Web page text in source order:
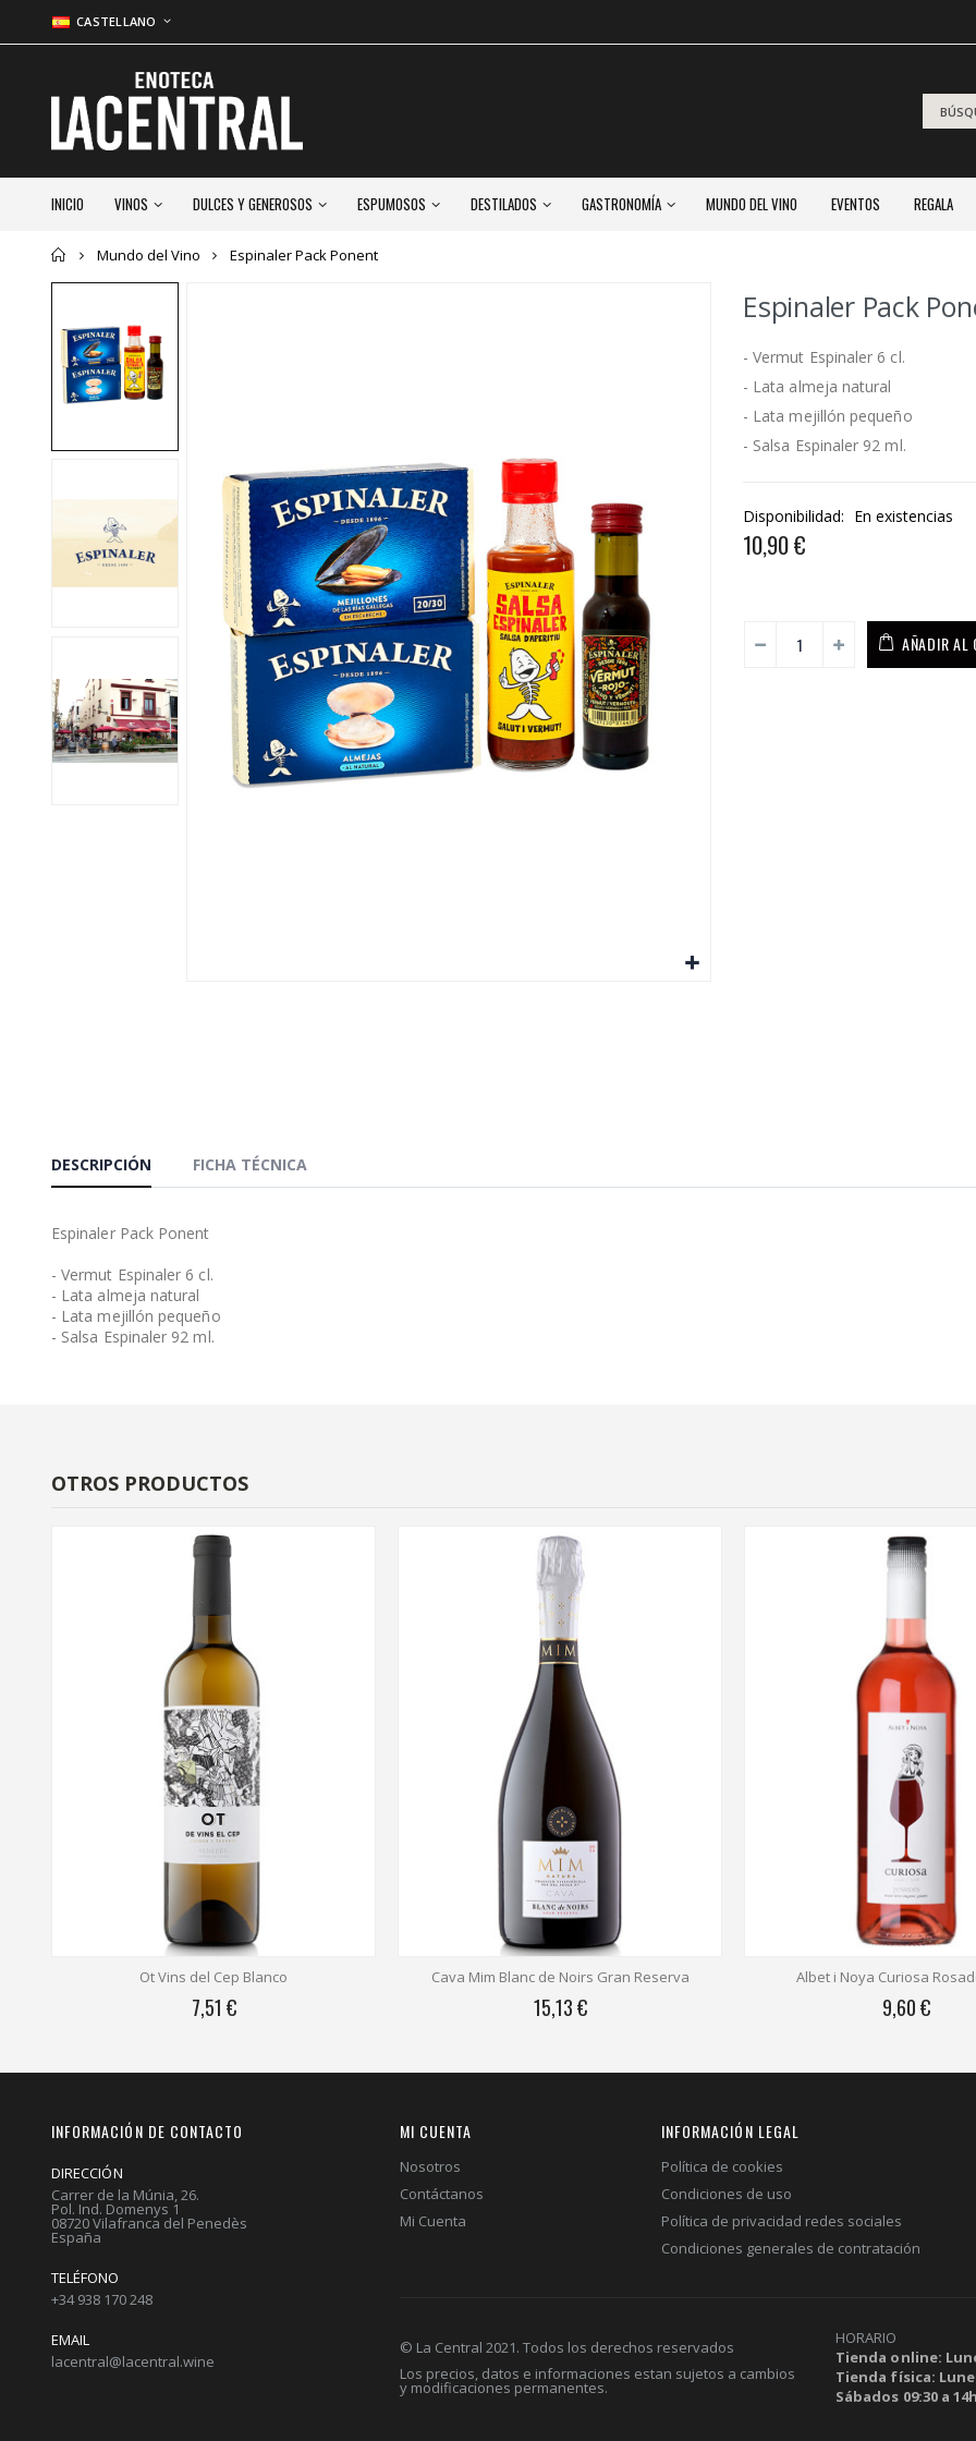
CASTELLANO
INICIO VINOS DULCES Y GENEROSOS ESPUMOSOS DESTILADOS GASTRONOMÍA MUNDO DEL VINO EVENTOS REGALA
Inicio
Mundo del Vino Espinaler Pack Ponent
Espinaler Pack
- Vermut Espinaler 6 cl.
- Lata almeja natural
- Lata mejillón pequeño
- Salsa Espinaler 92 ml.
Disponibilidad: En existencias
10,90 €
AÑADIR AL
DESCRIPCIÓN FICHA TÉCNICA
Espinaler Pack Ponent
- Vermut Espinaler 6 cl.
- Lata almeja natural
- Lata mejillón pequeño
- Salsa Espinaler 92 ml.
OTROS PRODUCTOS
Ot Vins del Cep Blanco
7,51 €
Cava Mim Blanc de Noirs Gran Reserva
15,13 €
Albet i Noya Curiosa
9,60 €
INFORMACIÓN DE CONTACTO
DIRECCIÓN
Carrer de la Múnia, 26.
Pol. Ind. Domenys 1
08720 Vilafranca del Penedès
España
TELÉFONO
+34 938 170 248
EMAIL
lacentral@lacentral.wine
MI CUENTA
Nosotros
Contáctanos
Mi Cuenta
INFORMACIÓN LEGAL
Política de cookies
Condiciones de uso
Política de privacidad redes sociales
Condiciones generales de contratación
© La Central 2021. Todos los derechos reservados
Los precios, datos e informaciones estan sujetos a cambios
y modificaciones permanentes.
HORARIO
Tienda online:
Tienda física:
Sábados 09:30 a